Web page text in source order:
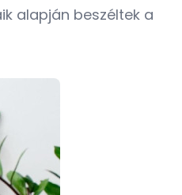
alapján beszéltek a